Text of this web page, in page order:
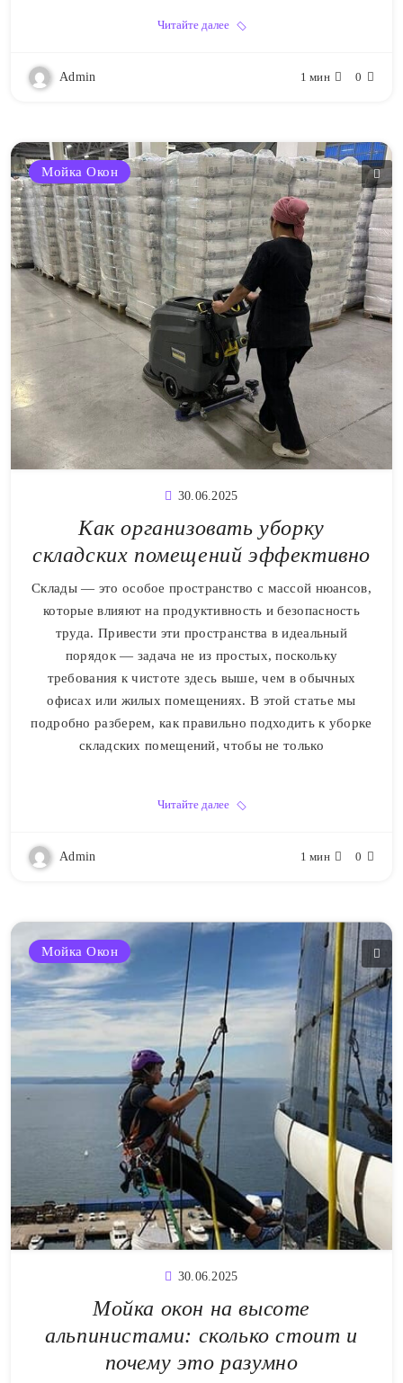
Читайте далее
Admin 1 мин 0
Мойка Окон
30.06.2025
Как организовать уборку
складских помещений эффективно
Склады — это особое пространство с массой нюансов,
которые влияют на продуктивность и безопасность
труда. Привести эти пространства в идеальный
порядок — задача не из простых, поскольку
требования к чистоте здесь выше, чем в обычных
офисах или жилых помещениях. В этой статье мы
подробно разберем, как правильно подходить к уборке
складских помещений, чтобы не только
Читайте далее
Admin 1 мин 0
Мойка Окон
30.06.2025
Мойка окон на высоте
альпинистами: сколько стоит и
почему это разумно